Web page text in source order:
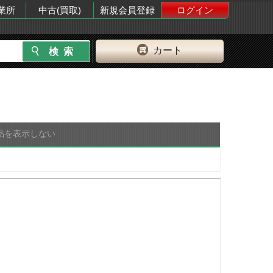
所 中古(買取) 新規会員登録
ログイン
カート
を表示しない